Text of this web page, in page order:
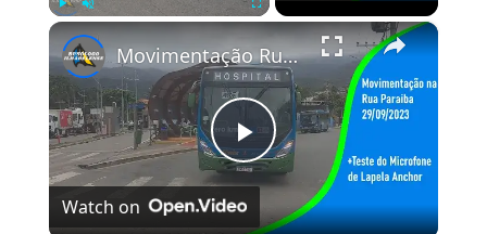
Fullscreen ×
Play Video
Movimentação Rua Paraiba dia 29/09/2023 + Teste Microfone de Lapela Anchor
Watch on